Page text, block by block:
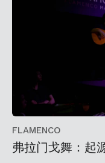
FLAMENCO
弗拉门戈舞：起